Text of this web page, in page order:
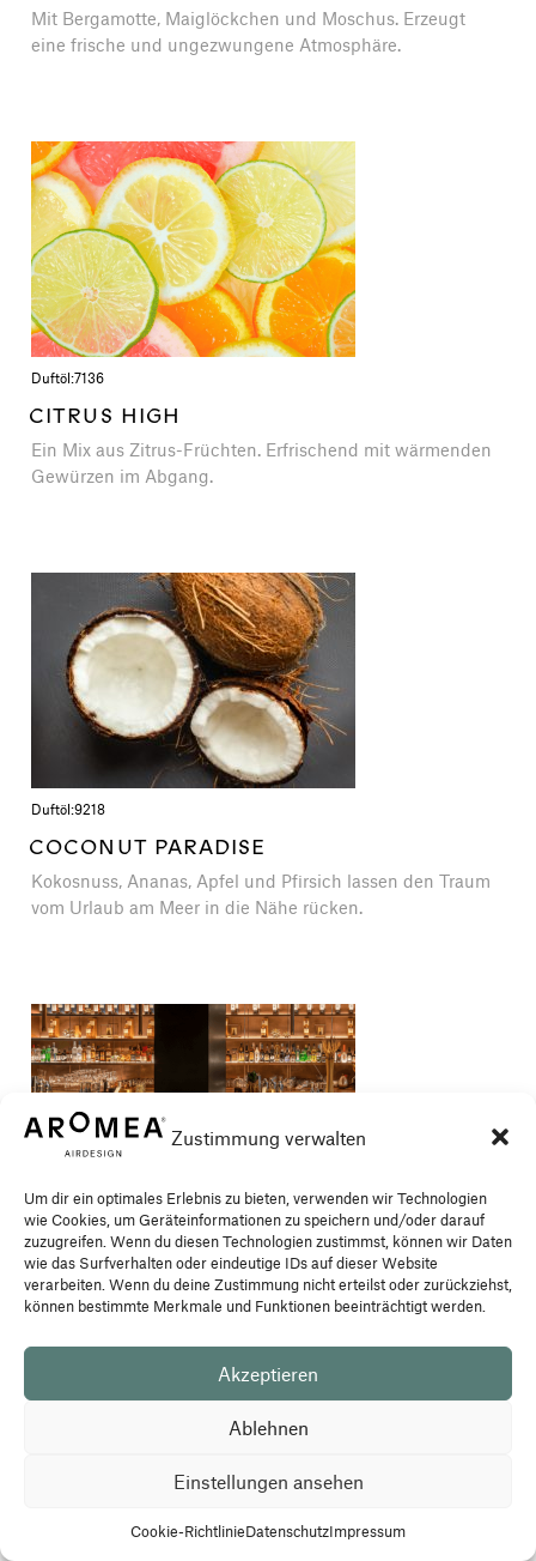
Zustimmung verwalten
Um dir ein optimales Erlebnis zu bieten, verwenden wir Technologien
wie Cookies, um Geräteinformationen zu speichern und/oder darauf
zuzugreifen. Wenn du diesen Technologien zustimmst, können wir Daten
wie das Surfverhalten oder eindeutige IDs auf dieser Website
verarbeiten. Wenn du deine Zustimmung nicht erteilst oder zurückziehst,
können bestimmte Merkmale und Funktionen beeinträchtigt werden.
Akzeptieren
Ablehnen
Einstellungen ansehen
Cookie-RichtlinieDatenschutzImpressum
Mit Bergamotte, Maiglöckchen und Moschus. Erzeugt
eine frische und ungezwungene Atmosphäre.
Duftöl:7136
CITRUS HIGH
Ein Mix aus Zitrus-Früchten. Erfrischend mit wärmenden
Gewürzen im Abgang.
Duftöl:9218
COCONUT PARADISE
Kokosnuss, Ananas, Apfel und Pfirsich lassen den Traum
vom Urlaub am Meer in die Nähe rücken.
Duftöl:5041
COSMOPOLITAN
Der Duft eines Versprechens: geheimnisvoll, elegant mit